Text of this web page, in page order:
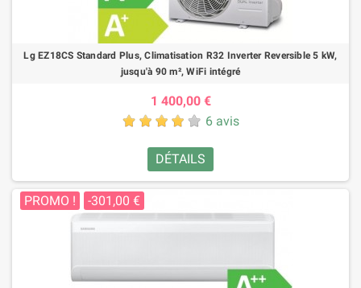
Lg EZ18CS Standard Plus, Climatisation R32 Inverter Reversible 5 kW,
jusqu'à 90 m², WiFi intégré
1 400,00 €
6 avis
DÉTAILS
PROMO ! -301,00 €